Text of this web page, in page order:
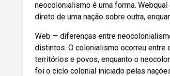
neocolonialismo é uma forma.
direto de uma nação sobre outra,
Web — diferenças entre
distintos. O colonialismo ocorreu
territórios e povos, enquanto o
foi o ciclo colonial iniciado pelas